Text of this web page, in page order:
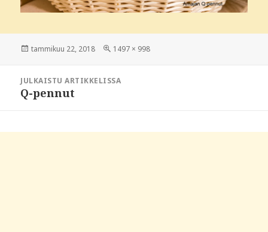
Julkaistu
tammikuu 22, 2018 Täysikokoinen
1497 × 998
selaus
JULKAISTU ARTIKKELISSA
Q-pennut